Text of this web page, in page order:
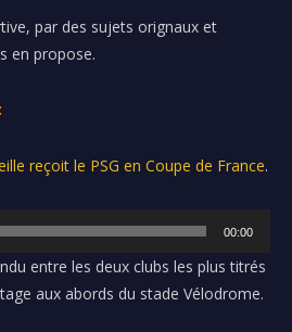
par des sujets orignaux et
en propose.
reçoit le PSG en Coupe de France.
00:00
entre les deux clubs les plus titrés
aux abords du stade Vélodrome.